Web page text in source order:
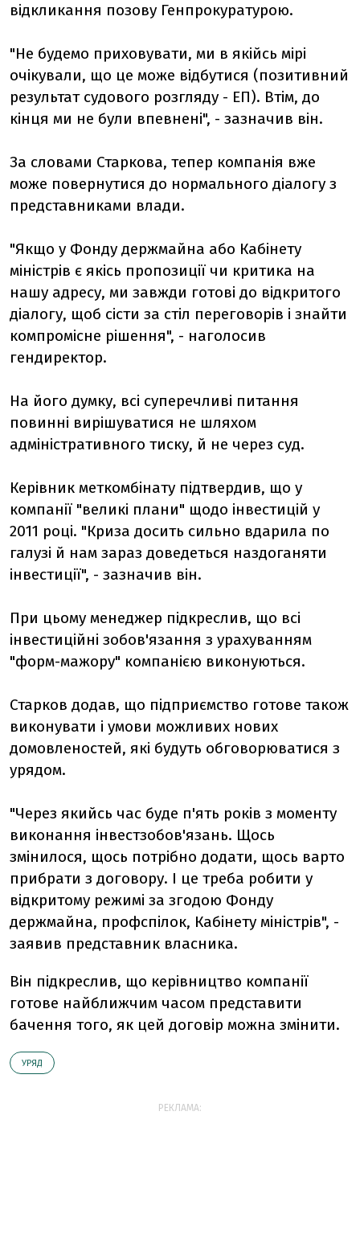
відкликання позову Генпрокуратурою.
"Не будемо приховувати, ми в якійсь мірі
очікували, що це може відбутися (позитивний
результат судового розгляду - ЕП). Втім, до
кінця ми не були впевнені", - зазначив він.
За словами Старкова, тепер компанія вже
може повернутися до нормального діалогу з
представниками влади.
"Якщо у Фонду держмайна або Кабінету
міністрів є якісь пропозиції чи критика на
нашу адресу, ми завжди готові до відкритого
діалогу, щоб сісти за стіл переговорів і знайти
компромісне рішення", - наголосив
гендиректор.
На його думку, всі суперечливі питання
повинні вирішуватися не шляхом
адміністративного тиску, й не через суд.
Керівник меткомбінату підтвердив, що у
компанії "великі плани" щодо інвестицій у
2011 році. "Криза досить сильно вдарила по
галузі й нам зараз доведеться наздоганяти
інвестиції", - зазначив він.
При цьому менеджер підкреслив, що всі
інвестиційні зобов'язання з урахуванням
"форм-мажору" компанією виконуються.
Старков додав, що підприємство готове також
виконувати і умови можливих нових
домовленостей, які будуть обговорюватися з
урядом.
"Через якийсь час буде п'ять років з моменту
виконання інвестзобов'язань. Щось
змінилося, щось потрібно додати, щось варто
прибрати з договору. І це треба робити у
відкритому режимі за згодою Фонду
держмайна, профспілок, Кабінету міністрів", -
заявив представник власника.
Він підкреслив, що керівництво компанії
готове найближчим часом представити
бачення того, як цей договір можна змінити.
УРЯД
РЕКЛАМА: